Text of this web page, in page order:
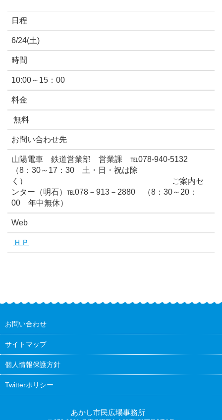
日程
6/24(土)
時間
10:00～15：00
料金
無料
お問い合わせ先
山陽電車 鉄道営業部 営業課 ℡078-940-5132
（8：30～17：30 土・日・祝は除
く） ご案内セ
ンター（明石）℡078－913－2880 （8：30～20：
00 年中無休）
Web
ＨＰ
お問い合わせ
サイトマップ
個人情報保護方針
Twitterポリシー
あかし市民広場事務所